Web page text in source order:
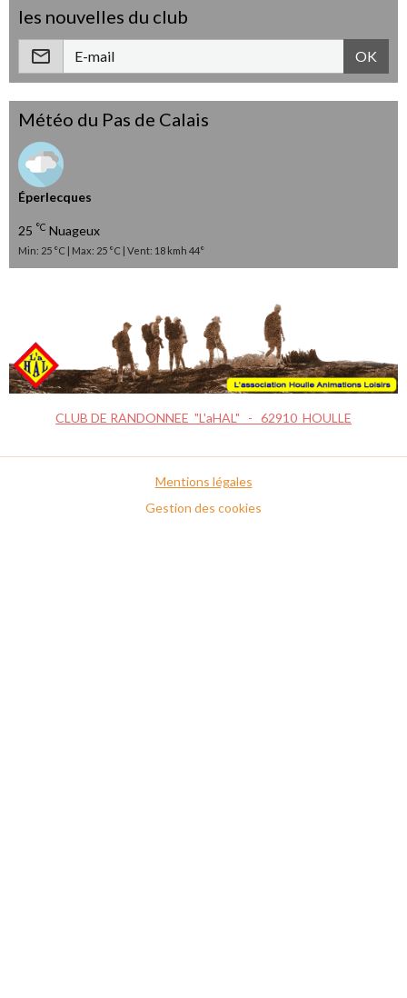
les nouvelles du club
OK
Météo du Pas de Calais
Éperlecques
25 °C Nuageux
Min: 25 °C | Max: 25 °C | Vent: 18 kmh 44°
CLUB DE RANDONNEE "L'aHAL" - 62910 HOULLE
Mentions légales
Gestion des cookies